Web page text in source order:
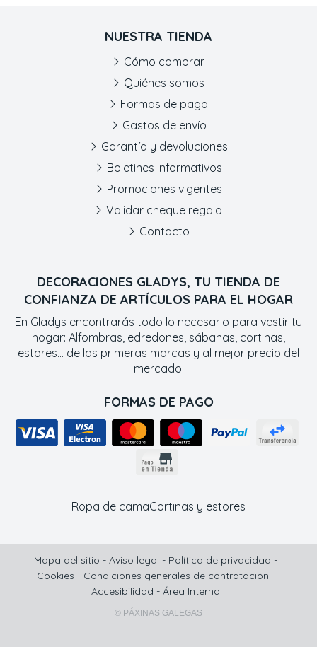
DECORACIONES GLADYS, TU TIENDA DE
CONFIANZA DE ARTÍCULOS PARA EL HOGAR
En Gladys encontrarás todo lo necesario para vestir tu
hogar: Alfombras, edredones, sábanas, cortinas,
estores... de las primeras marcas y al mejor precio del
mercado.
FORMAS DE PAGO
NUESTRA TIENDA
Cómo comprar
Quiénes somos
Formas de pago
Gastos de envío
Garantía y devoluciones
Boletines informativos
Promociones vigentes
Validar cheque regalo
Contacto
Ropa de camaCortinas y estores
Mapa del sitio - Aviso legal - Política de privacidad -
Cookies - Condiciones generales de contratación -
Accesibilidad - Área Interna
© PÁXINAS GALEGAS